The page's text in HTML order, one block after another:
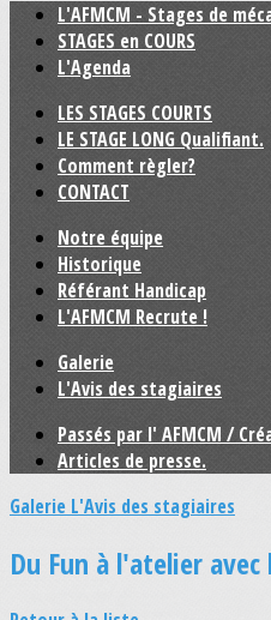
L'AFMCM - Stages de
STAGES en COURS
L'Agenda
LES STAGES COURTS
LE STAGE LONG Qualifiant.
Comment règler?
CONTACT
Notre équipe
Historique
Référant Handicap
L'AFMCM Recrute !
Galerie
L'Avis des stagiaires
Passés par l' AFMCM /
Articles de presse.
Galerie L'Avis des stagiaires
Du Fun à l'atelier